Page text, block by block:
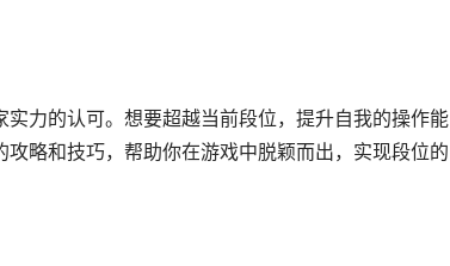
力的认可。想要超越当前段位，提升自我的操作能
略和技巧，帮助你在游戏中脱颖而出，实现段位的